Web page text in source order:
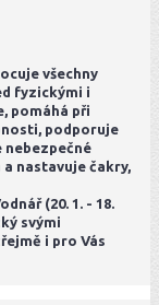
všechny
fyzickými i
pomáhá při
podporuje
nebezpečné
nastavuje čakry,
(20. 1. - 18.
svými
i pro Vás